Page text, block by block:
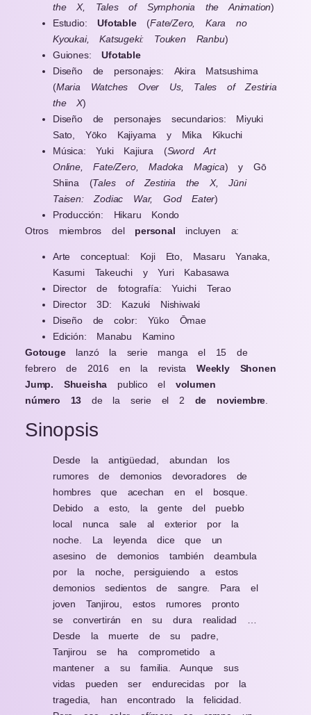
the X, Tales of Symphonia the Animation)
Estudio:Ufotable(Fate/Zero, Kara no
Kyoukai, Katsugeki: Touken Ranbu)
Guiones:Ufotable
Diseño de personajes: Akira Matsushima
(Maria Watches Over Us, Tales of Zestiria
the X)
Diseño de personajes secundarios: Miyuki
Sato, Yōko Kajiyama y Mika Kikuchi
Música: Yuki Kajiura (Sword Art
Online, Fate/Zero, Madoka Magica) y Gō
Shiina (Tales of Zestiria the X, Jūni
Taisen: Zodiac War, God Eater)
Producción: Hikaru Kondo
Otros miembros del personal incluyen a:
Arte conceptual: Koji Eto, Masaru Yanaka,
Kasumi Takeuchi y Yuri Kabasawa
Director de fotografía: Yuichi Terao
Director 3D: Kazuki Nishiwaki
Diseño de color: Yūko Ōmae
Edición: Manabu Kamino
Gotougelanzó la serie manga el 15 de
febrero de 2016 en la revistaWeekly Shonen
Jump. Shueisha publico el volumen
número 13 de la serie el 2 de noviembre
Sinopsis
Desde la antigüedad, abundan los
rumores de demonios devoradores de
hombres que acechan en el bosque.
Debido a esto, la gente del pueblo
local nunca sale al exterior por la
noche. La leyenda dice que un
asesino de demonios también deambula
por la noche, persiguiendo a estos
demonios sedientos de sangre. Para el
joven Tanjirou, estos rumores pronto
se convertirán en su dura realidad …
Desde la muerte de su padre,
Tanjirou se ha comprometido a
mantener a su familia. Aunque sus
vidas pueden ser endurecidas por la
tragedia, han encontrado la felicidad.